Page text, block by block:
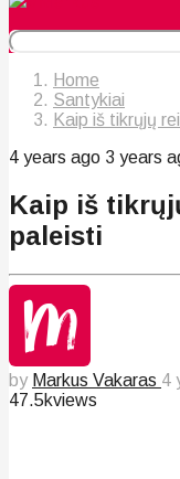
Home
Santykiai
Kaip iš tikrųjų
4 years ago 3 years
Kaip iš
paleisti
by Markus Vakaras 4
47.5kviews